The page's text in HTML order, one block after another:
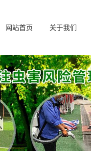
网站首页 关于我们